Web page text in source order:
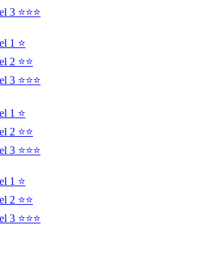
3 ⭐⭐⭐
1 ⭐
2 ⭐⭐
3 ⭐⭐⭐
1 ⭐
2 ⭐⭐
3 ⭐⭐⭐
1 ⭐
2 ⭐⭐
3 ⭐⭐⭐